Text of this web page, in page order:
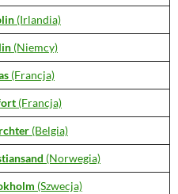
(Irlandia)
(Niemcy)
(Francja)
(Francja)
(Belgia)
(Norwegia)
(Szwecja)